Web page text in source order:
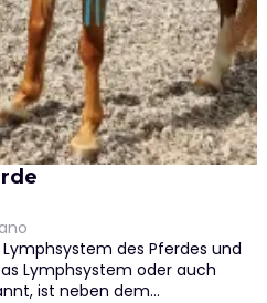
des Pferdes und
Lymphsystem oder auch
ist neben dem…